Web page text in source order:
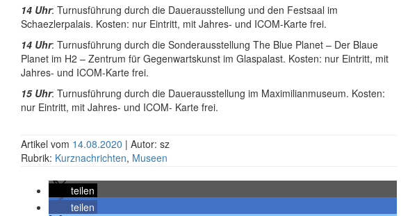
14 Uhr: Turnusführung durch die Dauerausstellung und den Festsaal im
Schaezlerpalais. Kosten: nur Eintritt, mit Jahres- und ICOM-Karte frei.
14 Uhr: Turnusführung durch die Sonderausstellung The Blue Planet – Der Blaue
Planet im H2 – Zentrum für Gegenwartskunst im Glaspalast. Kosten: nur Eintritt, mit
Jahres- und ICOM-Karte frei.
15 Uhr: Turnusführung durch die Dauerausstellung im Maximilianmuseum. Kosten:
nur Eintritt, mit Jahres- und ICOM- Karte frei.
Artikel vom 14.08.2020 | Autor: sz
Rubrik: Kurznachrichten, Museen
teilen
teilen